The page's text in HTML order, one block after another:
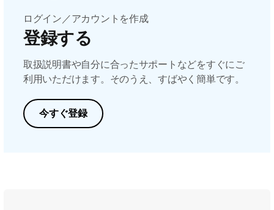
ログイン／アカウントを作成
登録する
取扱説明書や自分に合ったサポートなどをすぐにご
利用いただけます。そのうえ、すばやく簡単です。
今すぐ登録